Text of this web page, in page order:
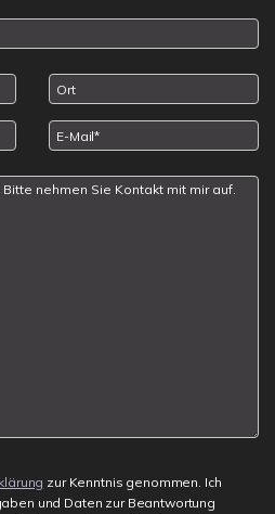
zur Kenntnis genommen. Ich
und Daten zur Beantwortung